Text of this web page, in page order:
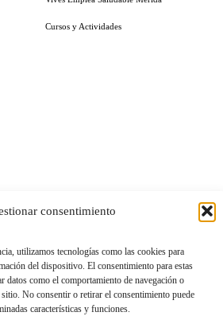
consentimiento
utilizamos tecnologías como las cookies para
del dispositivo. El consentimiento para estas
datos como el comportamiento de navegación o
No consentir o retirar el consentimiento puede
características y funciones.
Cursos y Actividades